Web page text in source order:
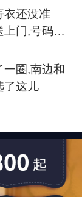
衣还没准
门,号码我
圈,南边和
了这儿